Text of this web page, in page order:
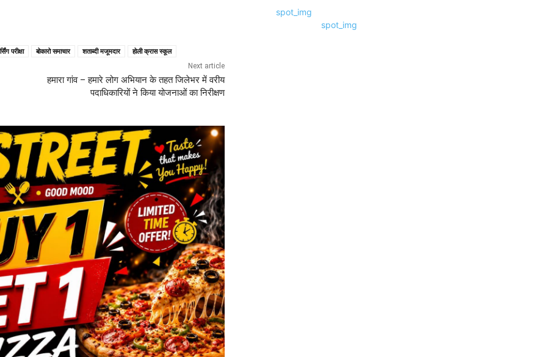
परीक्षा बोकारो समाचार शताब्दी मजूमदार होली क्रास स्कूल
Next article
हमारा गांव – हमारे लोग अभियान के तहत जिलेभर में वरीय
पदाधिकारियों ने किया योजनाओं का निरीक्षण